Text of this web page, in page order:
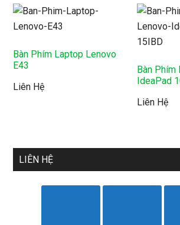
Bàn Phím Laptop Lenovo
E43
Liên Hệ
Bàn Phím
IdeaPad
Liên Hệ
LIÊN HỆ